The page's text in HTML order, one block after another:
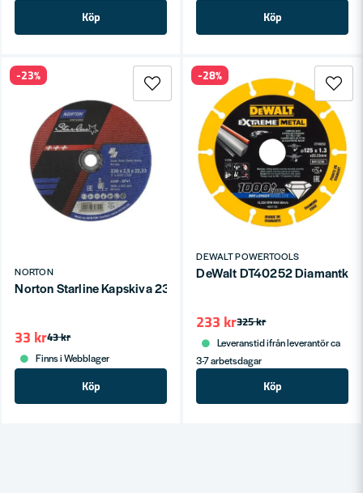
Köp Köp
NORTON
Norton Starline Kapskiva 230x1,9mm
43 kr
33 kr
Finns i Webblager
Köp
-23%
DEWALT POWERTOOLS
DeWalt DT40252
325 kr
233 kr
Leveranstid ifrån leverantör ca
3-7 arbetsdagar
Köp
-28%